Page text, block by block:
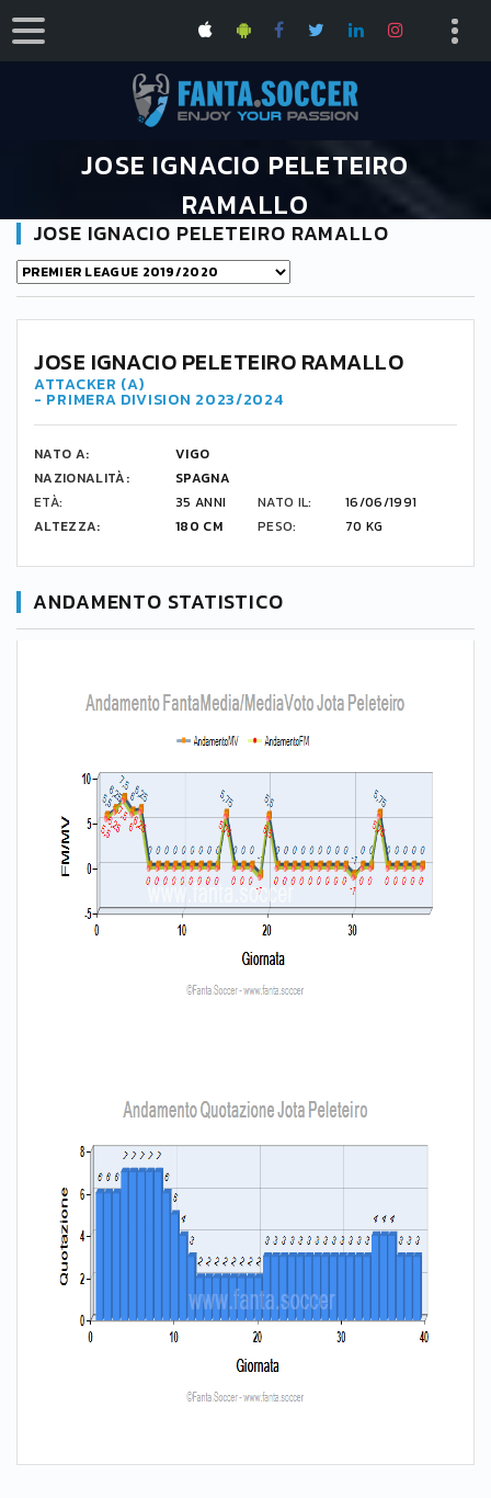
JOSE IGNACIO PELETEIRO
RAMALLO
HOME JOSE IGNACIO PELETEIRO RAMALLO
JOSE IGNACIO PELETEIRO RAMALLO
JOSE IGNACIO PELETEIRO RAMALLO
ATTACKER (A)
- PRIMERA DIVISION 2023/2024
NATO A:
VIGO
NAZIONALITÀ:
SPAGNA
ETÀ:
35 ANNI NATO IL:
16/06/1991
ALTEZZA:
180 CM PESO: 70 KG
ANDAMENTO STATISTICO